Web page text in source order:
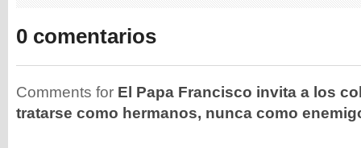
0 comentarios
Comments for El Papa Francisco invita a los
tratarse como hermanos, nunca como